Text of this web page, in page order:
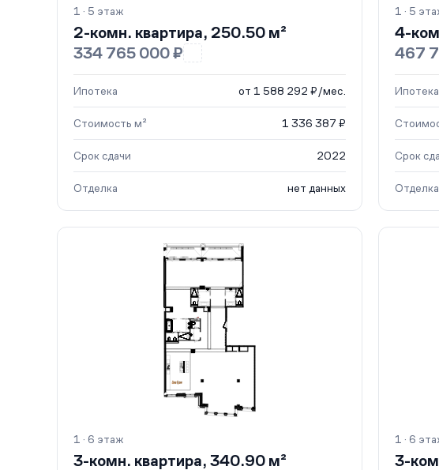
1 · 5 этаж
2-комн. квартира, 250.50 м²
334 765 000 ₽
Ипотека от 1 588 292 ₽/мес.
Стоимость м² 1 336 387 ₽
Срок сдачи 2022
Отделка нет данных
1 · 5
4-
467
Ипотека
Срок
Отделка
1 · 6 этаж
3-комн. квартира, 340.90 м²
1 · 6
3-